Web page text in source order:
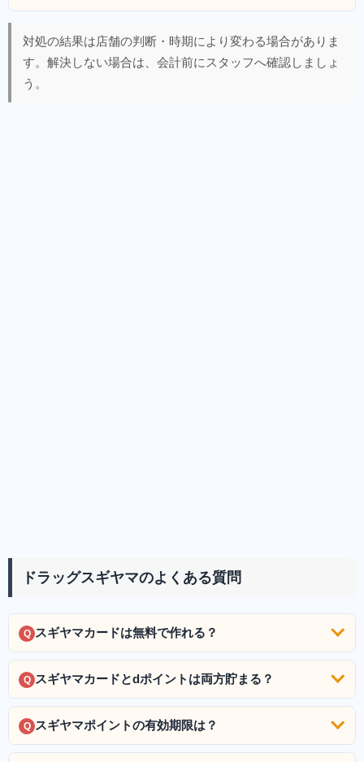
対処の結果は店舗の判断・時期により変わる場合がありま
す。解決しない場合は、会計前にスタッフへ確認しましょ
う。
ドラッグスギヤマのよくある質問
Q スギヤマカードは無料で作れる？
Q スギヤマカードとdポイントは両方貯まる？
Q スギヤマポイントの有効期限は？